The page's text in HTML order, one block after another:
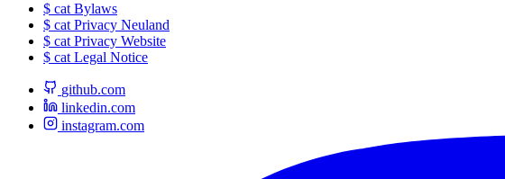
$ cat Bylaws
$ cat Privacy Neuland
$ cat Privacy Website
$ cat Legal Notice
github.com
linkedin.com
instagram.com